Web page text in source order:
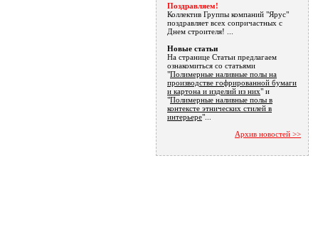
Поздравляем!
Коллектив Группы компаний "Ярус"
поздравляет всех сопричастных с
Днем строителя! ...
Новые статьи
На странице Статьи предлагаем
ознакомиться со статьями
"Полимерные наливные полы на
производстве гофрированной бумаги
и картона и изделий из них" и
"Полимерные наливные полы в
контексте этнических стилей в
интерьере"...
Архив новостей >>